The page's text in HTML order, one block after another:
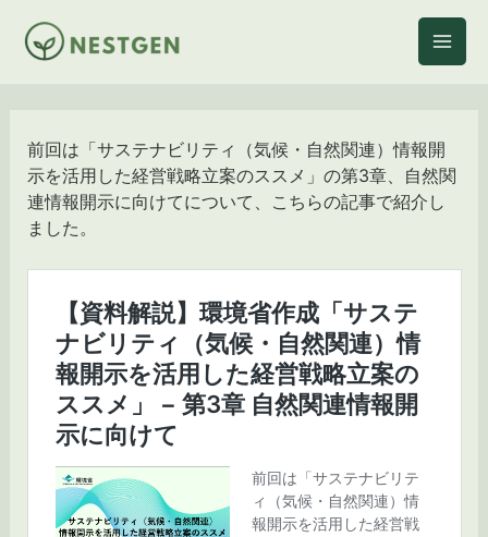
ス
前回は「サステナビリティ（気候・自然関連）情報開
⽰を活⽤した経営戦略⽴案のススメ」の第3章、自然関
連情報開示に向けてについて、こちらの記事で紹介し
ました。